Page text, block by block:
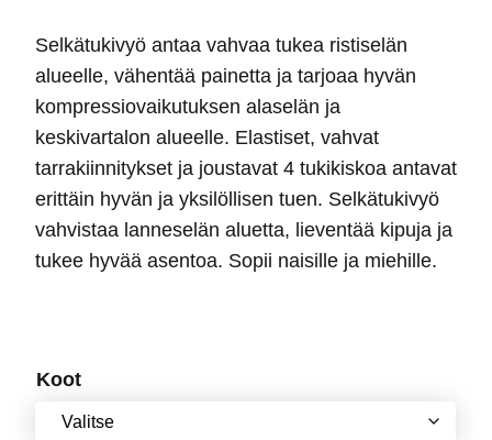
Selkätukivyö antaa vahvaa tukea ristiselän
alueelle, vähentää painetta ja tarjoaa hyvän
kompressiovaikutuksen alaselän ja
keskivartalon alueelle. Elastiset, vahvat
tarrakiinnitykset ja joustavat 4 tukikiskoa antavat
erittäin hyvän ja yksilöllisen tuen. Selkätukivyö
vahvistaa lanneselän aluetta, lieventää kipuja ja
tukee hyvää asentoa. Sopii naisille ja miehille.
Koot